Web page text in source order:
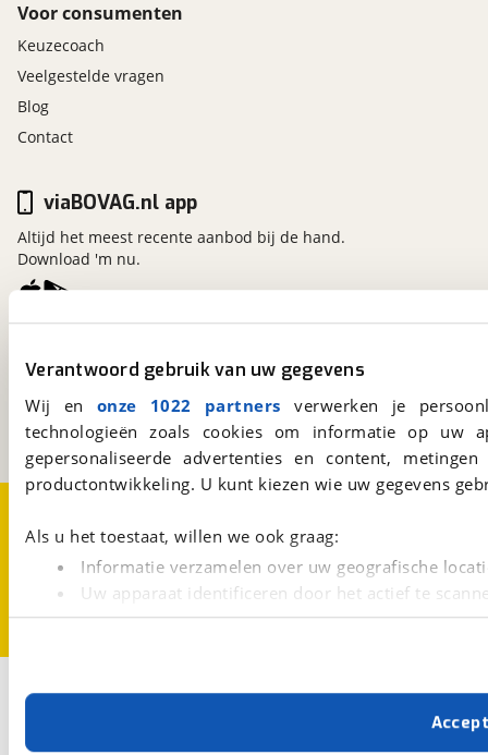
Verantwoord gebruik van uw gegevens
Wij en onze 1022 partners verwerken je
technologieën zoals cookies om informatie op
gepersonaliseerde advertenties en content,
productontwikkeling. U kunt kiezen wie uw gegevens
Als u het toestaat, willen we ook graag:
Informatie verzamelen over uw geografische
Uw apparaat identificeren door het actief te
Lees meer over hoe uw persoonlijke gegevens worden
Met cookies en vergelijkbare technieken zorgen we
cookies zorgen ervoor dat de website goed werkt.
Voor consumenten
Keuzecoach
Veelgestelde vragen
Blog
Contact
Kosterijland15
Een initiatief van
BOVAG
viaBOVAG.nl app
Altijd het meest recente aanbod bij de hand.
Download 'm nu.
Cookievoorkeuren
Vacatures